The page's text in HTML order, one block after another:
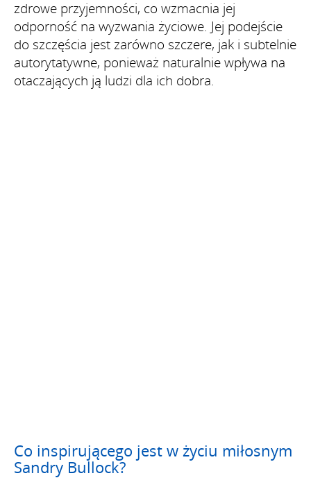
zdrowe przyjemności, co wzmacnia jej
odporność na wyzwania życiowe. Jej podejście
do szczęścia jest zarówno szczere, jak i subtelnie
autorytatywne, ponieważ naturalnie wpływa na
otaczających ją ludzi dla ich dobra.
Co inspirującego jest w życiu miłosnym
Sandry Bullock?